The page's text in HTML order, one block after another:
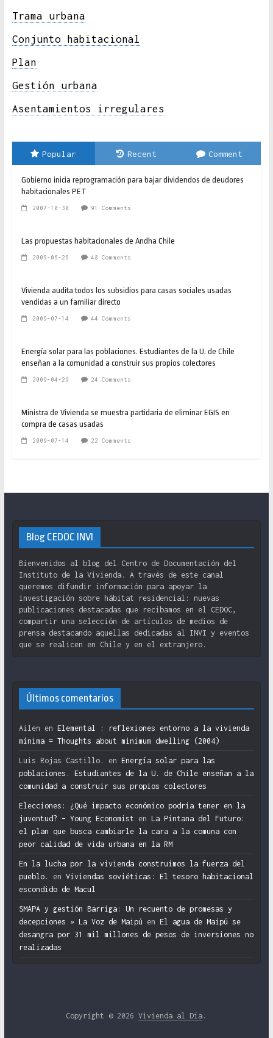
Trama urbana
Conjunto habitacional
Plan
Gestión urbana
Asentamientos irregulares
Popular Recent Comment
Gobierno inicia reprogramación para bajar dividendos de deudores
habitacionales PET
2007-10-30 91 Comments
Las propuestas habitacionales de Andha Chile
2009-06-26 48 Comments
Vivienda audita todos los subsidios para casas sociales usadas
vendidas a un familiar directo
2009-07-14 44 Comments
Energía solar para las poblaciones. Estudiantes de la U. de Chile
enseñan a la comunidad a construir sus propios colectores
2009-04-29 24 Comments
Ministra de Vivienda se muestra partidaria de eliminar EGIS en
compra de casas usadas
2009-07-14 22 Comments
Blog CEDOC INVI
Bienvenidos al blog del Centro de Documentación del
Instituto de la Vivienda. A través de este canal
queremos difundir información para apoyar la
investigación sobre hábitat residencial: nuevas
publicaciones destacadas que recibamos en el CEDOC,
compartir una selección de artículos de medios de
prensa destacando aquellas dedicadas al INVI y eventos
que se realicen en Chile y en el extranjero.
Últimos comentarios
Ailen en Elemental : reflexiones entorno a la vivienda
mínima = Thoughts about minimum dwelling (2004)
Luis Rojas Castillo. en Energía solar para las
poblaciones. Estudiantes de la U. de Chile enseñan a la
comunidad a construir sus propios colectores
Elecciones: ¿Qué impacto económico podría tener en la
juventud? – Young Economist en La Pintana del Futuro:
el plan que busca cambiarle la cara a la comuna con
peor calidad de vida urbana en la RM
En la lucha por la vivienda construimos la fuerza del
pueblo.
en Viviendas soviéticas: El tesoro habitacional
escondido de Macul
SMAPA y gestión Barriga: Un recuento de promesas y
decepciones » La Voz de Maipú en El agua de Maipú se
desangra por 31 mil millones de pesos de inversiones no
realizadas
Copyright © 2026Vivienda al Día .